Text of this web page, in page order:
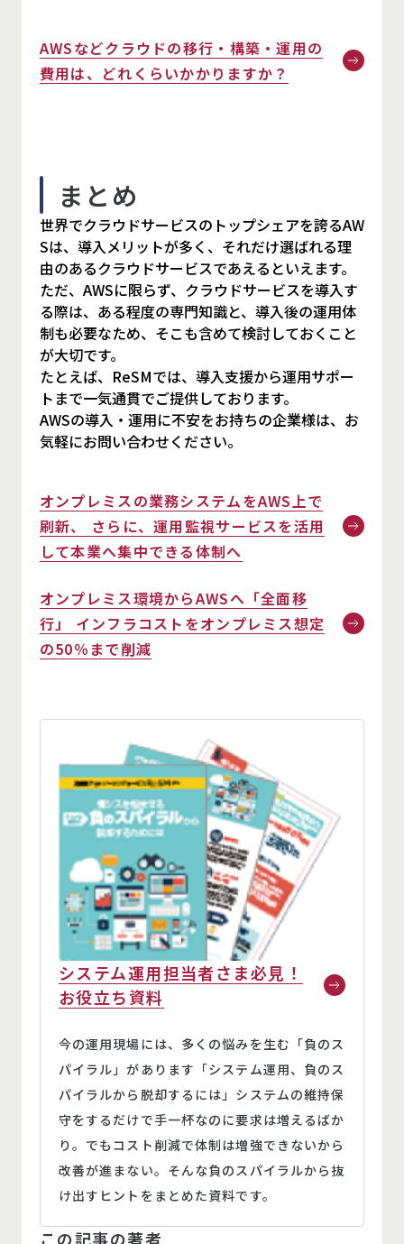
AWSなどクラウドの移行・構築・運用の
費用は、どれくらいかかりますか？
まとめ
世界でクラウドサービスのトップシェアを誇るAW
Sは、導入メリットが多く、それだけ選ばれる理
由のあるクラウドサービスであえるといえます。
ただ、AWSに限らず、クラウドサービスを導入す
る際は、ある程度の専門知識と、導入後の運用体
制も必要なため、そこも含めて検討しておくこと
が大切です。
たとえば、ReSMでは、導入支援から運用サポー
トまで一気通貫でご提供しております。
AWSの導入・運用に不安をお持ちの企業様は、お
気軽にお問い合わせください。
オンプレミスの業務システムをAWS上で
刷新、 さらに、運用監視サービスを活用
して本業へ集中できる体制へ
オンプレミス環境からAWSへ「全面移
行」 インフラコストをオンプレミス想定
の50％まで削減
システム運用担当者さま必見！
お役立ち資料
今の運用現場には、多くの悩みを生む「負のス
パイラル」があります「システム運用、負のス
パイラルから脱却するには」システムの維持保
守をするだけで手一杯なのに要求は増えるばか
り。でもコスト削減で体制は増強できないから
改善が進まない。そんな負のスパイラルから抜
け出すヒントをまとめた資料です。
この記事の著者